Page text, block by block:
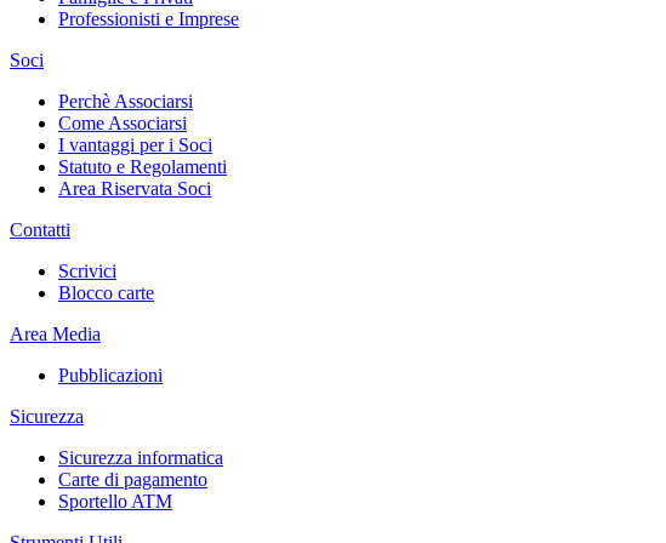
Professionisti e Imprese
Soci
Perchè Associarsi
Come Associarsi
I vantaggi per i Soci
Statuto e Regolamenti
Area Riservata Soci
Contatti
Scrivici
Blocco carte
Area Media
Pubblicazioni
Sicurezza
Sicurezza informatica
Carte di pagamento
Sportello ATM